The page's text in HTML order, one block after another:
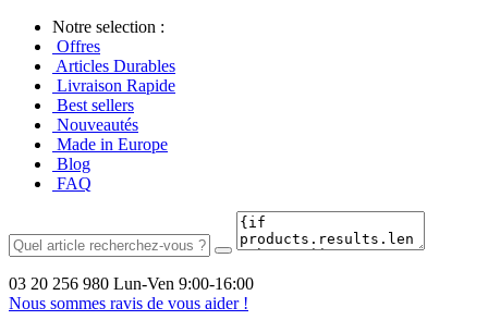
Notre selection :
Offres
Articles Durables
Livraison Rapide
Best sellers
Nouveautés
Made in Europe
Blog
FAQ
03 20 256 980 Lun-Ven 9:00-16:00
Nous sommes ravis de vous aider !